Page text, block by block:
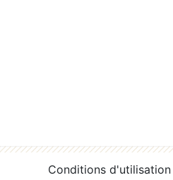
Conditions d'utilisation